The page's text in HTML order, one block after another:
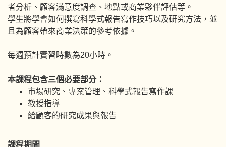
者分析、顧客滿意度調查、地點或商業夥伴評估等。
學生將學會如何撰寫科學式報告寫作技巧以及研究方法，並
且為顧客帶來商業決策的參考依據。
每週預計實習時數為20小時。
本課程包含三個必要部分：
市場研究、專案管理、科學式報告寫作課
教授指導
給顧客的研究成果與報告
課程期間